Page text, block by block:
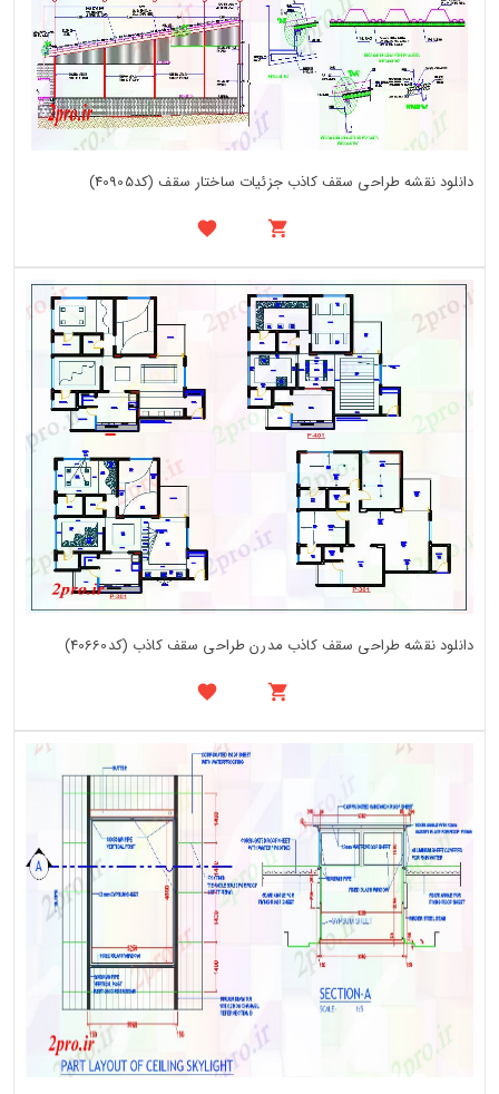
دانلود نقشه طراحی سقف کاذب جزئیات ساختار سقف (کد40905)
دانلود نقشه طراحی سقف کاذب مدرن طراحی سقف کاذب (کد40660)